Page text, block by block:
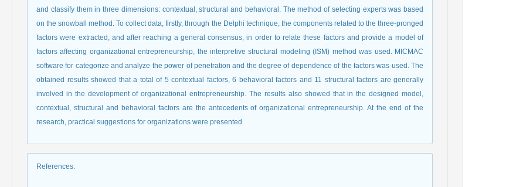
and classify them in three dimensions: contextual, structural and behavioral. The method of selecting experts was based
on the snowball method. To collect data, firstly, through the Delphi technique, the components related to the three-pronged
factors were extracted, and after reaching a general consensus, in order to relate these factors and provide a model of
factors affecting organizational entrepreneurship, the interpretive structural modeling (ISM) method was used. MICMAC
software for categorize and analyze the power of penetration and the degree of dependence of the factors was used. The
obtained results showed that a total of 5 contextual factors, 6 behavioral factors and 11 structural factors are generally
involved in the development of organizational entrepreneurship. The results also showed that in the designed model,
contextual, structural and behavioral factors are the antecedents of organizational entrepreneurship. At the end of the
research, practical suggestions for organizations were presented
References: